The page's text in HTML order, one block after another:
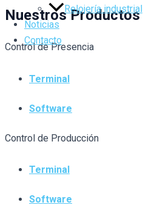
Relojería industrial
Noticias
Contacto
Nuestros Productos
Control de Presencia
Terminal
Software
Control de Producción
Terminal
Software